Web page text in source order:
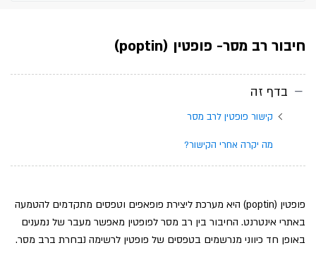
חיבור רב מסר- פופטין (poptin)
בדף זה
קישור פופטין לרב מסר
מה יקרה אחרי הקישור?
פופטין (poptin) היא מערכת ליצירת פופאפים וטפסים מתקדמים להטמעה
באתרי אינטרנט. החיבור בין רב מסר לפופטין מאפשר מעבר של נמענים
באופן חד כיווני מנרשמים בטפסים של פופטין לרשימה נבחרת ברב מסר.